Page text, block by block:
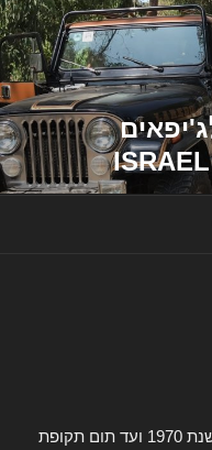
משנת 1970 ועד תום תקופת